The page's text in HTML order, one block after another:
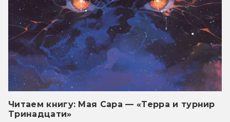
Читаем книгу: Мая Сара — «Терра и турнир
Тринадцати»